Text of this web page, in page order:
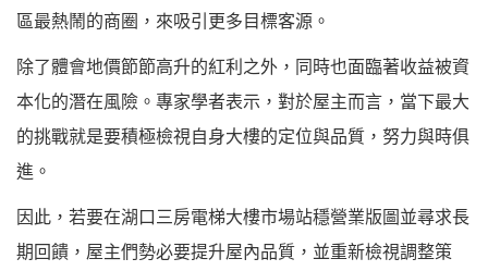
區最熱鬧的商圈，來吸引更多目標客源。
除了體會地價節節高升的紅利之外，同時也面臨著收益被資
本化的潛在風險。專家學者表示，對於屋主而言，當下最大
的挑戰就是要積極檢視自身大樓的定位與品質，努力與時俱
進。
因此，若要在湖口三房電梯大樓市場站穩營業版圖並尋求長
期回饋，屋主們勢必要提升屋內品質，並重新檢視調整策